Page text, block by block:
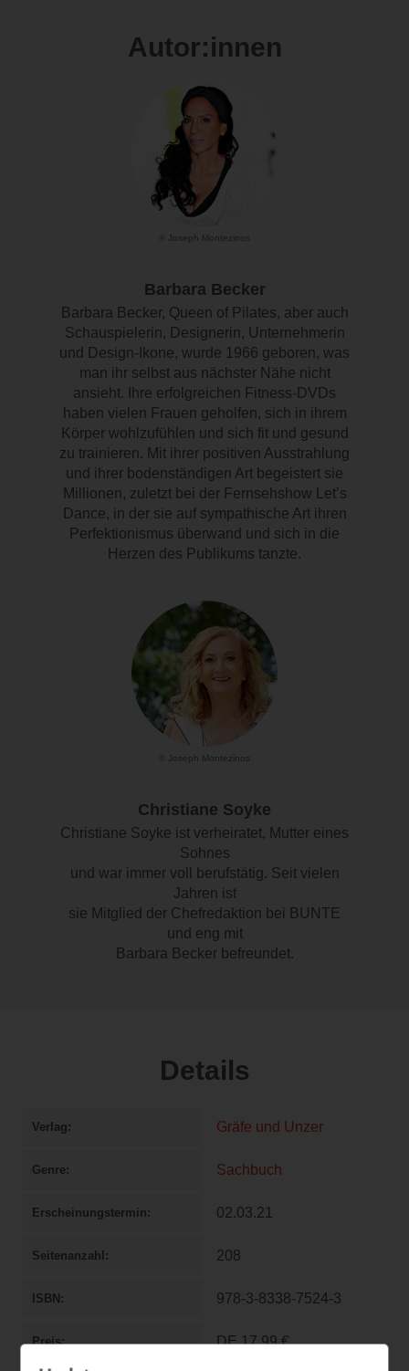
Autor:innen
© Joseph Montezinos
Barbara Becker
Barbara Becker, Queen of Pilates, aber auch
Schauspielerin, Designerin, Unternehmerin
und Design-Ikone, wurde 1966 geboren, was
man ihr selbst aus nächster Nähe nicht
ansieht. Ihre erfolgreichen Fitness-DVDs
haben vielen Frauen geholfen, sich in ihrem
Körper wohlzufühlen und sich fit und gesund
zu trainieren. Mit ihrer positiven Ausstrahlung
und ihrer bodenständigen Art begeistert sie
Millionen, zuletzt bei der Fernsehshow Let’s
Dance, in der sie auf sympathische Art ihren
Perfektionismus überwand und sich in die
Herzen des Publikums tanzte.
© Joseph Montezinos
Christiane Soyke
Christiane Soyke ist verheiratet, Mutter eines
Sohnes
und war immer voll berufstätig. Seit vielen
Jahren ist
sie Mitglied der Chefredaktion bei BUNTE
und eng mit
Barbara Becker befreundet.
Details
Verlag Gräfe und Unzer
Genre Sachbuch
Erscheinungstermin 02.03.21
Seitenanzahl 208
ISBN 978-3-8338-7524-3
Preis DE17,99 €